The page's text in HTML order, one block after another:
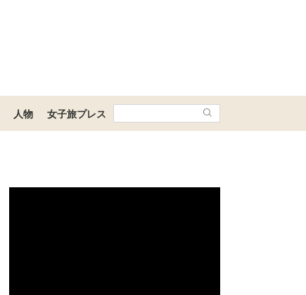
人物 女子旅プレス